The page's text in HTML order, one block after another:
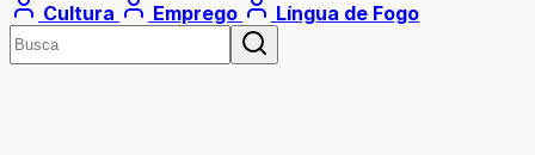
Cultura
Emprego Língua de Fogo